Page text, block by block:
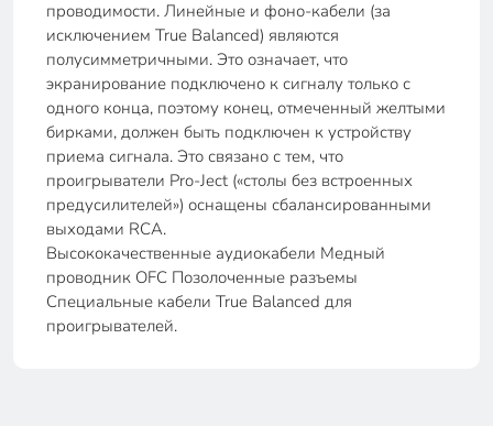
проводимости. Линейные и фоно-кабели (за
исключением True Balanced) являются
полусимметричными. Это означает, что
экранирование подключено к сигналу только с
одного конца, поэтому конец, отмеченный желтыми
бирками, должен быть подключен к устройству
приема сигнала. Это связано с тем, что
проигрыватели Pro-Ject («столы без встроенных
предусилителей») оснащены сбалансированными
выходами RCA.
Высококачественные аудиокабели Медный
проводник OFC Позолоченные разъемы
Специальные кабели True Balanced для
проигрывателей.